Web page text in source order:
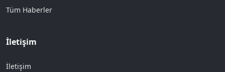
Tüm Haberler
İletişim
İletişim